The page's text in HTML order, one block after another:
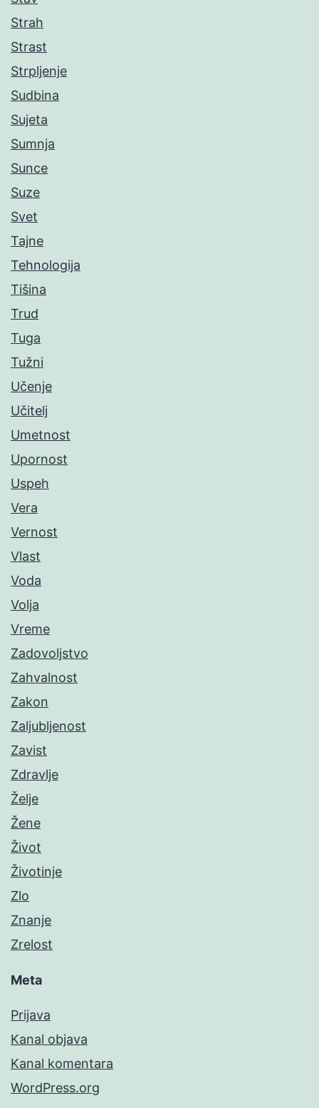
Strah
Strast
Strpljenje
Sudbina
Sujeta
Sumnja
Sunce
Suze
Svet
Tajne
Tehnologija
Tišina
Trud
Tuga
Tužni
Učenje
Učitelj
Umetnost
Upornost
Uspeh
Vera
Vernost
Vlast
Voda
Volja
Vreme
Zadovoljstvo
Zahvalnost
Zakon
Zaljubljenost
Zavist
Zdravlje
Želje
Žene
Život
Životinje
Zlo
Znanje
Zrelost
Meta
Prijava
Kanal objava
Kanal komentara
WordPress.org